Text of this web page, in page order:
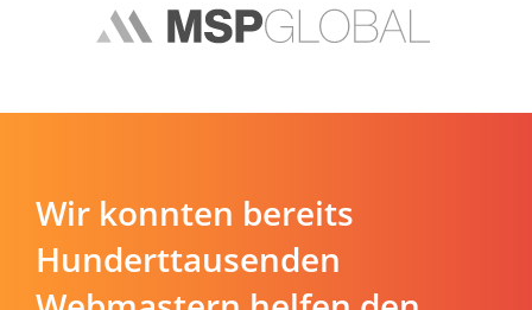
Wir konnten bereits
Hunderttausenden